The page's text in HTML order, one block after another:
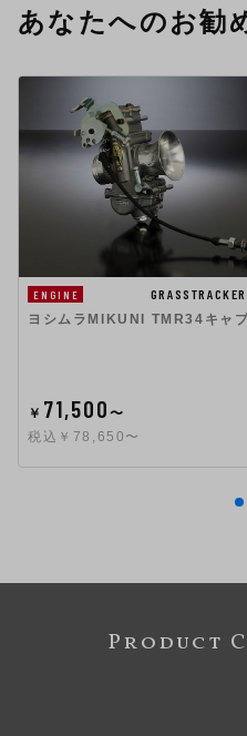
あなたへのお勧
ENGINE
ヨシムラMIKUNI TMR34キャ
￥ 71,500〜
税込￥78,650〜
Product